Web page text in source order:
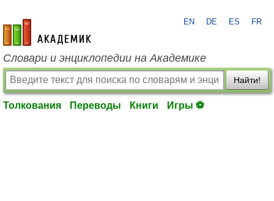
academic.ru
EN DE ES FR
Словари и энциклопедии на Академике
Найти!
Толкования Переводы Книги Игры ⚽